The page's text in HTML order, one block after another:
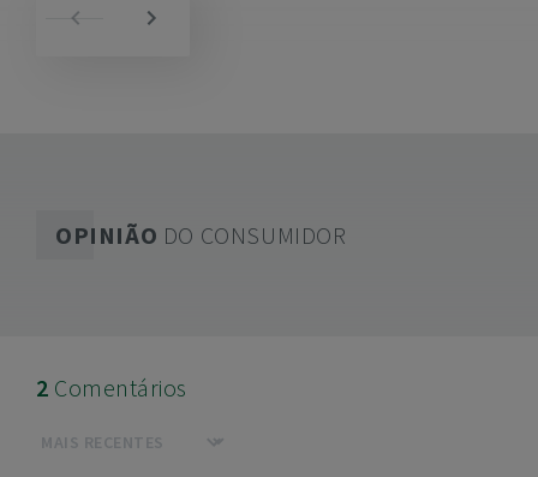
OPINIÃO DO CONSUMIDOR
2 Comentários